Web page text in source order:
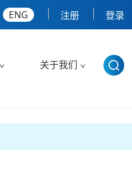
ENG 注册 登录
关于我们